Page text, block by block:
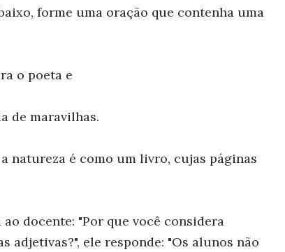
forme uma oração que contenha uma
o poeta e
de maravilhas.
natureza é como um livro, cujas páginas
docente: "Por que você considera
adjetivas?", ele responde: "Os alunos não